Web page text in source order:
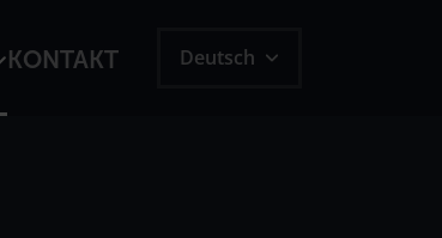
KONTAKT Deutsch